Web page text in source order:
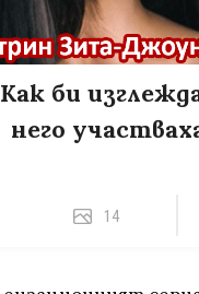
Как би
него
14